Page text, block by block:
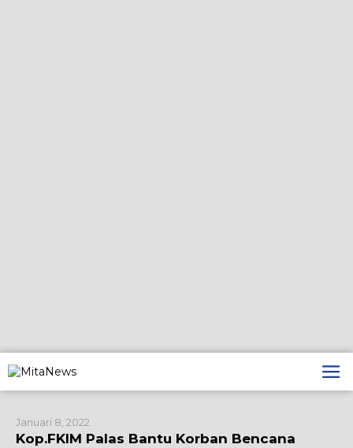
ke
konten
Januari 8, 2022
Kop.FKIM Palas Bantu Korban Bencana